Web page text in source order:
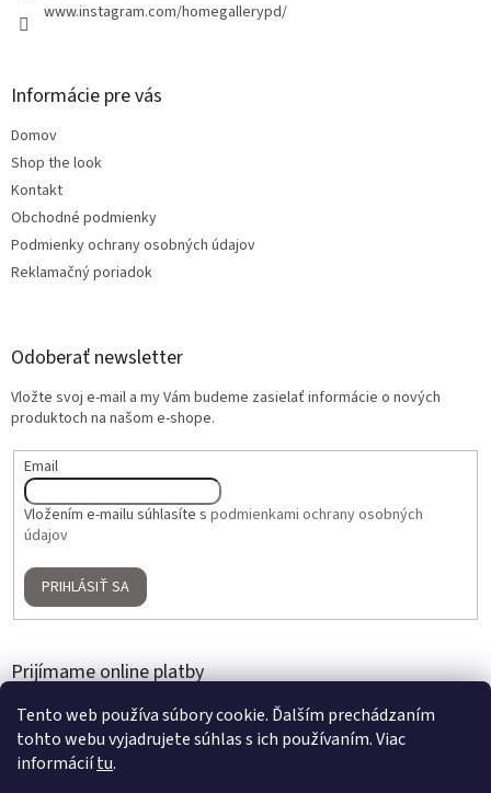
Tento web používa súbory cookie. Ďalším prechádzaním
tohto webu vyjadrujete súhlas s ich používaním. Viac
informáciítu.
www.instagram.com/homegallerypd/
Informácie pre vás
Domov
Shop the look
Kontakt
Obchodné podmienky
Podmienky ochrany osobných údajov
Reklamačný poriadok
Odoberať newsletter
Vložte svoj e-mail a my Vám budeme zasielať informácie o nových
produktoch na našom e-shope.
Email
Vložením e-mailu súhlasíte s podmienkami ochrany osobných
údajov
PRIHLÁSIŤ SA
Prijímame online platby